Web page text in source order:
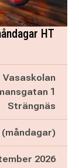
HT
Vasaskolan
1
Strängnäs
(måndagar)
2026